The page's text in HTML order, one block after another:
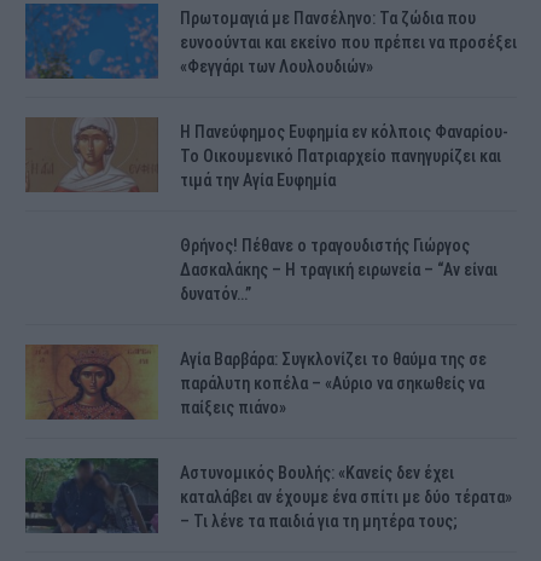
Πρωτομαγιά με Πανσέληνο: Τα ζώδια που
ευνοούνται και εκείνο που πρέπει να προσέξει
«Φεγγάρι των Λουλουδιών»
H Πανεύφημος Ευφημία εν κόλποις Φαναρίου-
Το Οικουμενικό Πατριαρχείο πανηγυρίζει και
τιμά την Αγία Ευφημία
Θρήνος! Πέθανε ο τραγουδιστής Γιώργος
Δασκαλάκης – Η τραγική ειρωνεία – “Αν είναι
δυνατόν…”
Αγία Βαρβάρα: Συγκλονίζει το θαύμα της σε
παράλυτη κοπέλα – «Αύριο να σηκωθείς να
παίξεις πιάνο»
Αστυνομικός Bουλής: «Κανείς δεν έχει
καταλάβει αν έχουμε ένα σπίτι με δύο τέρατα»
– Τι λένε τα παιδιά για τη μητέρα τους;